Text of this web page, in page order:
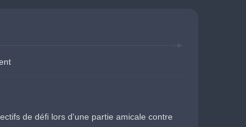
de défi lors d'une partie amicale contre